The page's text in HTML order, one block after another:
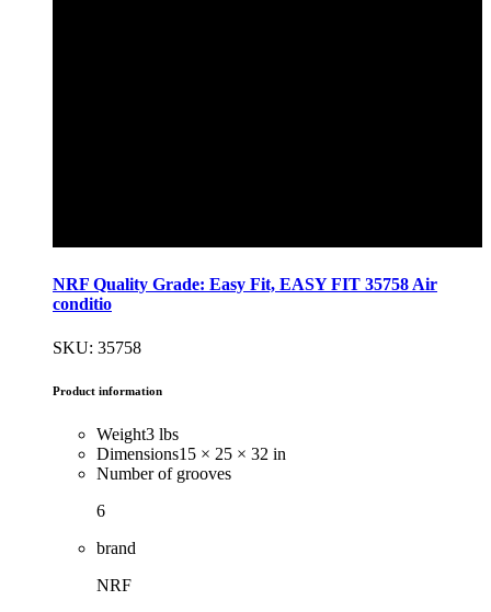
NRF Quality Grade: Easy Fit, EASY FIT 35758 Air
conditio
SKU: 35758
Product information
Weight3 lbs
Dimensions15 × 25 × 32 in
Number of grooves
6
brand
NRF